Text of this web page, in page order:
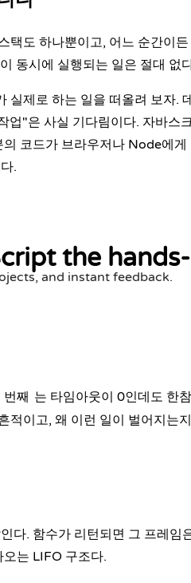
택도 하나뿐이고, 어느 순간이
동시에 실행되는 일은 절대 없
실제로 하는 일을 떠올려 보자.
업"은 사실 기다림이다. 자바스
코드가 브라우저나 Node에게
.
the
and instant feedback.
째 는 타임아웃이 0인데도 한
이고, 왜 이런 일이 벌어지는
다. 함수가 리턴되면 그 프레임
는 LIFO 구조다.